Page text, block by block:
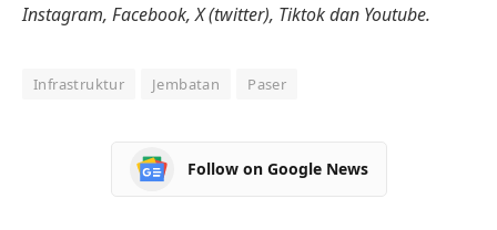
Instagram, Facebook, X (twitter), Tiktok dan Youtube.
Infrastruktur Jembatan Paser
Follow on Google News